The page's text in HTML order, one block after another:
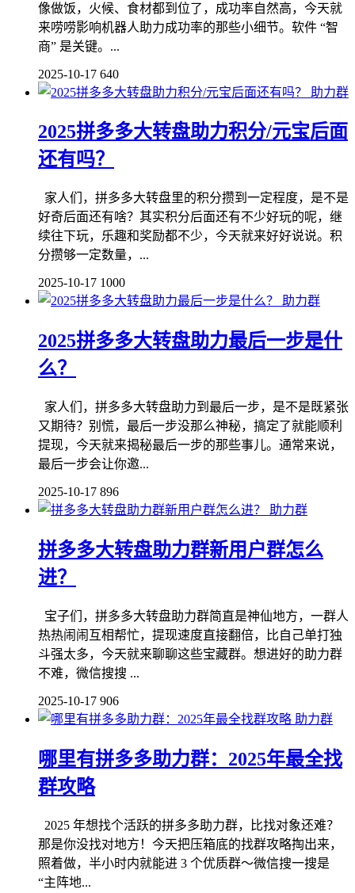
像做饭，火候、食材都到位了，成功率自然高，今天就
来唠唠影响机器人助力成功率的那些小细节。软件 “智
商” 是关键。...
2025-10-17 640
助力群
2025拼多多大转盘助力积分/元宝后面
还有吗？
家人们，拼多多大转盘里的积分攒到一定程度，是不是
好奇后面还有啥？其实积分后面还有不少好玩的呢，继
续往下玩，乐趣和奖励都不少，今天就来好好说说。积
分攒够一定数量，...
2025-10-17 1000
助力群
2025拼多多大转盘助力最后一步是什
么​？
家人们，拼多多大转盘助力到最后一步，是不是既紧张
又期待？别慌，最后一步没那么神秘，搞定了就能顺利
提现，今天就来揭秘最后一步的那些事儿。通常来说，
最后一步会让你邀...
2025-10-17 896
助力群
拼多多大转盘助力群新用户群怎么
进？
宝子们，拼多多大转盘助力群简直是神仙地方，一群人
热热闹闹互相帮忙，提现速度直接翻倍，比自己单打独
斗强太多，今天就来聊聊这些宝藏群。想进好的助力群
不难，微信搜搜 ...
2025-10-17 906
助力群
哪里有拼多多助力群：2025年最全找
群攻略
2025 年想找个活跃的拼多多助力群，比找对象还难？
那是你没找对地方！今天把压箱底的找群攻略掏出来，
照着做，半小时内就能进 3 个优质群～微信搜一搜是
“主阵地...